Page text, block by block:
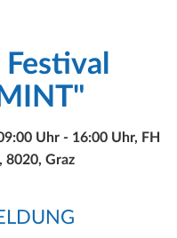
Uhr - 16:00 Uhr, FH
8020, Graz